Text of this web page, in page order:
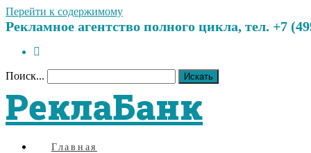
Перейти к содержимому
Рекламное агентство полного цикла, тел. +7
Поиск... Искать
РеклаБанк
Главная